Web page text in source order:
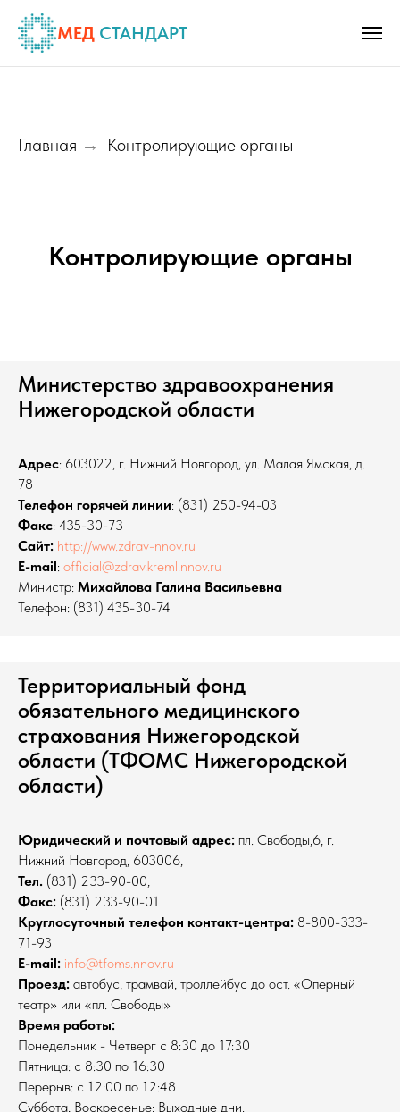
МЕД СТАНДАРТ
Главная → Контролирующие органы
Контролирующие органы
Министерство здравоохранения
Нижегородской области
Адрес: 603022, г. Нижний Новгород, ул. Малая Ямская, д.
78
Телефон горячей линии: (831) 250-94-03
Факс: 435-30-73
Сайт: http://www.zdrav-nnov.ru
E-mail: official@zdrav.kreml.nnov.ru
Министр: Михайлова Галина Васильевна
Телефон: (831) 435-30-74
Территориальный фонд
обязательного медицинского
страхования Нижегородской
области (ТФОМС Нижегородской
области)
Юридический и почтовый адрес: пл. Свободы,6, г.
Нижний Новгород, 603006,
Тел. (831) 233-90-00,
Факс: (831) 233-90-01
Круглосуточный телефон контакт-центра: 8-800-333-
71-93
E-mail: info@tfoms.nnov.ru
Проезд: автобус, трамвай, троллейбус до ост. «Оперный
театр» или «пл. Свободы»
Время работы:
Понедельник - Четверг с 8:30 до 17:30
Пятница: с 8:30 по 16:30
Перерыв: с 12:00 по 12:48
Cуббота, Воскресенье: Выходные дни.